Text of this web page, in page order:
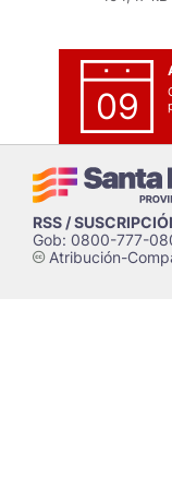
09
RSS /
Gob: 0800-777-
cAtribución-